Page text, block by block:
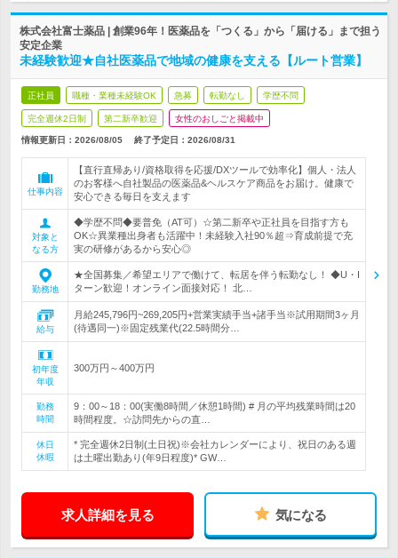
株式会社富士薬品 | 創業96年！医薬品を「つくる」から「届ける」まで担う
安定企業
未経験歓迎★自社医薬品で地域の健康を支える【ルート営業】
正社員 職種・業種未経験OK 急募 転勤なし 学歴不問
完全週休2日制 第二新卒歓迎 女性のおしごと掲載中
情報更新日：2026/08/05 終了予定日： 2026/08/31
仕事内容
【直行直帰あり/資格取得を応援/DXツールで効率化】個人・法人
のお客様へ自社製品の医薬品&ヘルスケア商品をお届け。健康で
安心できる毎日を支えます
対象と
なる方
◆学歴不問◆要普免（AT可）☆第二新卒や正社員を目指す方も
OK☆異業種出身者も活躍中！未経験入社90％超⇒育成前提で充
実の研修があるから安心◎
勤務地
★全国募集／希望エリアで働けて、転居を伴う転勤なし！ ◆U・I
ターン歓迎！オンライン面接対応！ 北…
給与
月給245,796円~269,205円+営業実績手当+諸手当※試用期間3ヶ月
(待遇同一)※固定残業代(22.5時間分…
初年度
年収
300万円～400万円
勤務
時間
9：00～18：00(実働8時間／休憩1時間) # 月の平均残業時間は20
時間程度。☆訪問先からの直…
休日
休暇
* 完全週休2日制(土日祝)※会社カレンダーにより、祝日のある週
は土曜出勤あり(年9日程度)* GW…
求人詳細を見る 気になる